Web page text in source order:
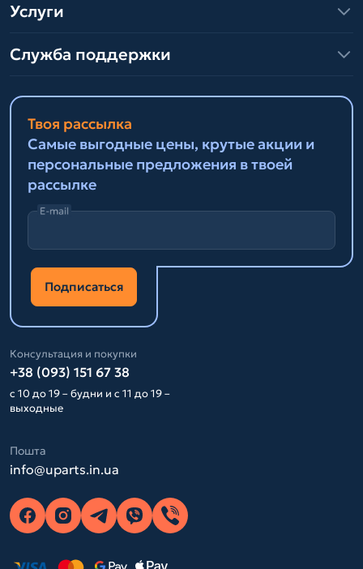
Услуги
Служба поддержки
Твоя рассылка
Самые выгодные цены, крутые акции и
персональные предложения в твоей
рассылке
E-mail
Подписаться
Консультация и покупки
+38 (093) 151 67 38
с 10 до 19 – будни и с 11 до 19 –
выходные
Пошта
info@uparts.in.ua